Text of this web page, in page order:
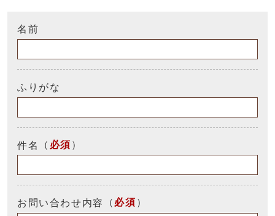
名前
ふりがな
件名 （ 必須 ）
お問い合わせ内容 （ 必須 ）